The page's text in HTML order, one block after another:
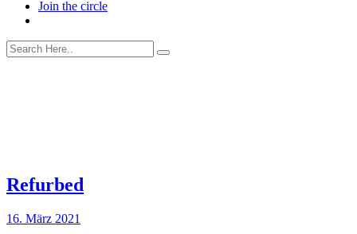
Join the circle
Refurbed
16. März 2021